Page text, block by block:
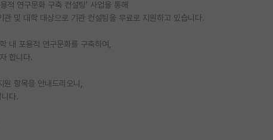
적 연구문화 구축 컨설팅' 사업을 통해
및 대학 대상으로 기관 컨설팅을 무료로 지원하고 있습니다.
내 포용적 연구문화를 구축하여,
합니다.
항목을 안내드리오니,
다.